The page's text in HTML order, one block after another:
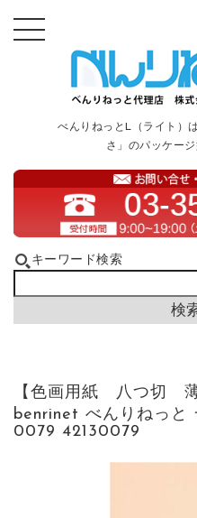
べんりねっとL（ライト）
さ」のパッケー
キーワード検索
【色画用紙 八つ切
benrinet べんりねっと
0079 42130079